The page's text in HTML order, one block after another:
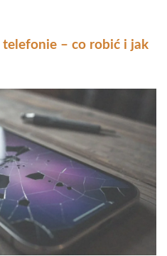
– co robić i jak